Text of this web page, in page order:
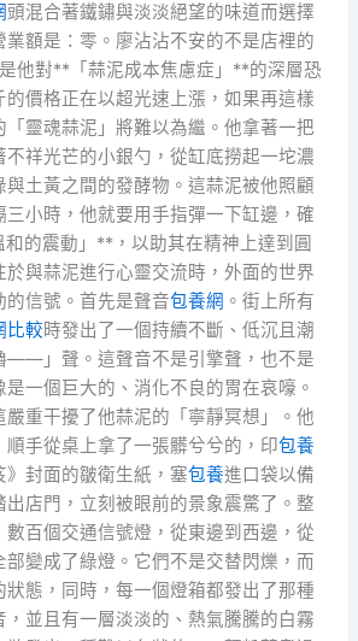
頭混合著鐵鏽與淡淡絕望的味道而選擇
額是：零。廖沾沾不安的不是店裡的
是他對**「蒜泥成本焦慮症」**的深層恐
價格正在以超光速上漲，如果再這樣
靈魂蒜泥」將難以為繼。他拿著一把
祥光芒的小銀勺，從缸底撈起一坨濃
土黃之間的發酵物。這蒜泥被他照顧
小時，他就要用手指彈一下缸邊，確
的震動」**，以助其在精神上達到圓
於與蒜泥進行心靈交流時，外面的世界
的信號。首先是聲音包養網 。街上所有
比較時發出了一個持續不斷、低沉且潮
」聲。這聲音不是引擎聲，也不是
一個巨大的、消化不良的胃在哀嚎。
嚴重干擾了他蒜泥的「寧靜冥想」。他
順手從桌上拿了一張髒兮兮的，印包養
》封面的皺衛生紙，塞包養進口袋以備
出店門，立刻被眼前的景象震驚了。整
百個交通信號燈，從東邊到西邊，從
部變成了綠燈。它們不是交替閃爍，而
狀態，同時，每一個燈箱都發出了那種
，並且有一層淡淡的、熱氣騰騰的白霧